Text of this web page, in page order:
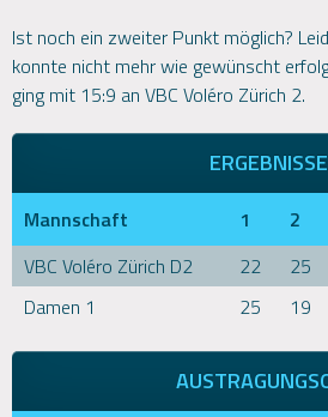
Ist noch ein zweiter Punkt möglich?
konnte nicht mehr wie gewünscht
ging mit 15:9 an VBC Voléro Zürich 2.
ERGEBNISSE
Mannschaft 1 2
VBC Voléro Zürich D2
22 25
Damen 1
25 19